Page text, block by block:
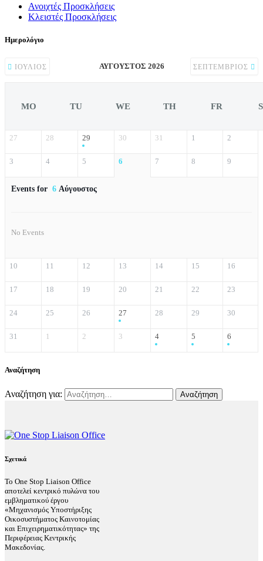
Ανοιχτές Προσκλήσεις
Κλειστές Προσκλήσεις
Ημερολόγιο
ΙΟΎΛΙΟΣ ΑΎΓΟΥΣΤΟΣ 2026 ΣΕΠΤΈΜΒΡΙΟΣ
MO TU WE TH FR
27 28 29 30 31 1 2
3 4 5 6 7 8 9
Events for 6 Αύγουστος
No Events
10 11 12 13 14 15 16
17 18 19 20 21 22 23
24 25 26 27 28 29 30
31 1 2 3 4 5 6
Αναζήτηση
Αναζήτηση για:
Σχετικά
Το One Stop Liaison Office
αποτελεί κεντρικό πυλώνα του
εμβληματικού έργου
«Μηχανισμός Υποστήριξης
Οικοσυστήματος Καινοτομίας
και Επιχειρηματικότητας» της
Περιφέρειας Κεντρικής
Μακεδονίας.